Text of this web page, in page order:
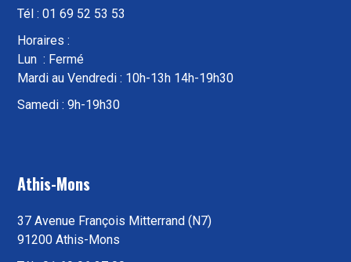
Tél : 01 69 52 53 53
Horaires :
Lun : Fermé
Mardi au Vendredi : 10h-13h 14h-19h30
Samedi : 9h-19h30
Athis-Mons
37 Avenue François Mitterrand (N7)
91200 Athis-Mons